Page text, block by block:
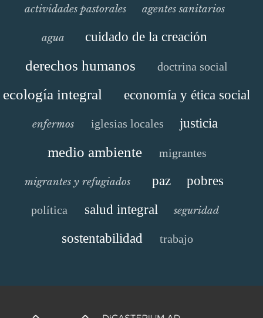
actividades pastorales agentes sanitarios
agua cuidado de la creación
derechos humanos doctrina social
ecología integral economía y ética social
enfermos iglesias locales justicia
medio ambiente migrantes
migrantes y refugiados paz pobres
política salud integral seguridad
sostentabilidad trabajo